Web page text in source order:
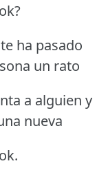
ha pasado
un rato
a alguien y
nueva